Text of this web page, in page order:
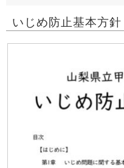
いじめ防止基本方針